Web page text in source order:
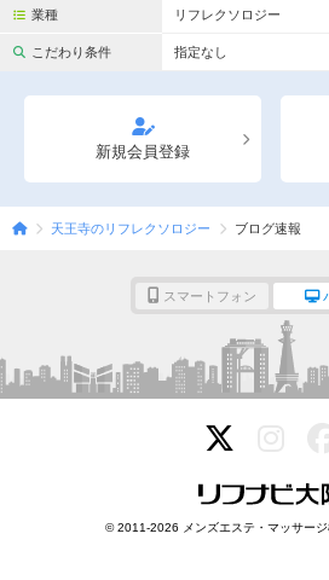
完全個室
ペアルームあり シ
フットバスあり
専用駐車場あり 有
日本人スタッフのみ
Ｗ
こだわり条件を変
業種 リフレクソロジー
こだわり条件 指定なし
新規会員登録
天王寺のリフレクソロジー ブログ速報
スマートフォン
© 2011-2026 メンズエステ・マッサー